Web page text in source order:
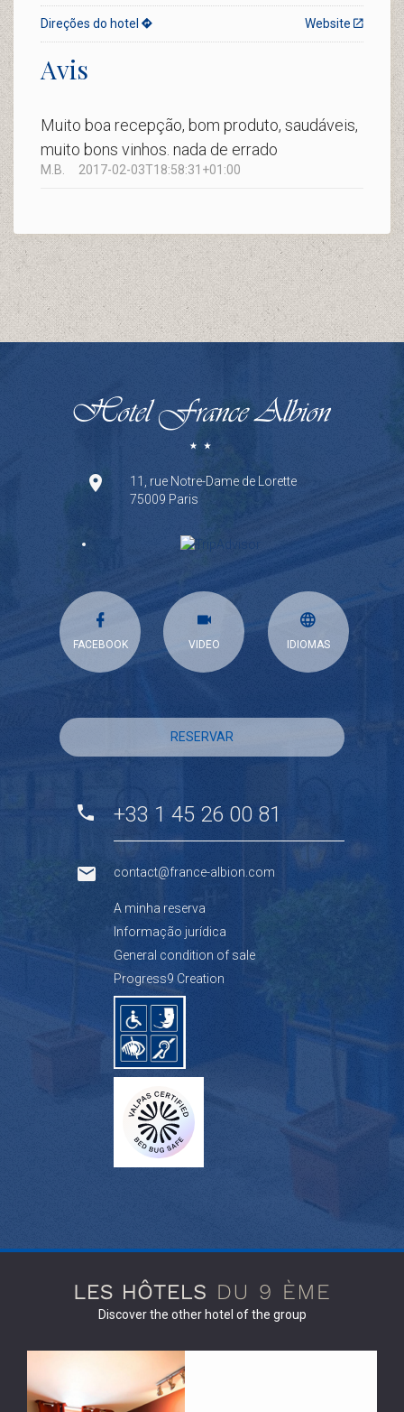
Website
Direções do hotel
Avis
Muito boa recepção, bom produto, saudáveis,
muito bons vinhos. nada de errado
M.B. 2017-02-03T18:58:31+01:00
11, rue Notre-Dame de Lorette
75009 Paris
FACEBOOK VIDEO IDIOMAS
RESERVAR
+33 1 45 26 00 81
contact@france-albion.com
A minha reserva
Informação jurídica
General condition of sale
Progress9 Creation
Discover the other hotel of the group